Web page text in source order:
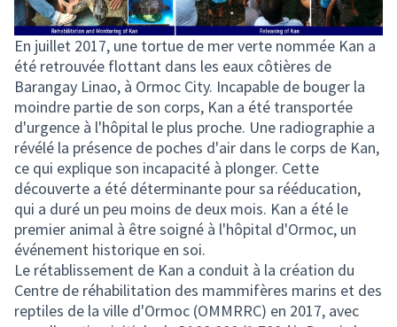
En juillet 2017, une tortue de mer verte nommée Kan a
été retrouvée flottant dans les eaux côtières de
Barangay Linao, à Ormoc City. Incapable de bouger la
moindre partie de son corps, Kan a été transportée
d'urgence à l'hôpital le plus proche. Une radiographie a
révélé la présence de poches d'air dans le corps de Kan,
ce qui explique son incapacité à plonger. Cette
découverte a été déterminante pour sa rééducation,
qui a duré un peu moins de deux mois. Kan a été le
premier animal à être soigné à l'hôpital d'Ormoc, un
événement historique en soi.
Le rétablissement de Kan a conduit à la création du
Centre de réhabilitation des mammifères marins et des
reptiles de la ville d'Ormoc (OMMRRC) en 2017, avec